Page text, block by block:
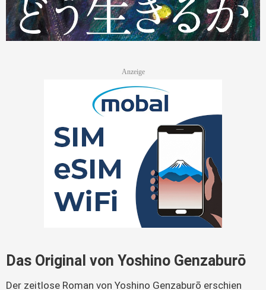
Das Original von Yoshino Genzaburō
Der zeitlose Roman von Yoshino Genzaburō erschien